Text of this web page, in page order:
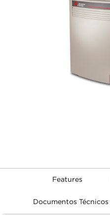
Features
Documentos Técnicos